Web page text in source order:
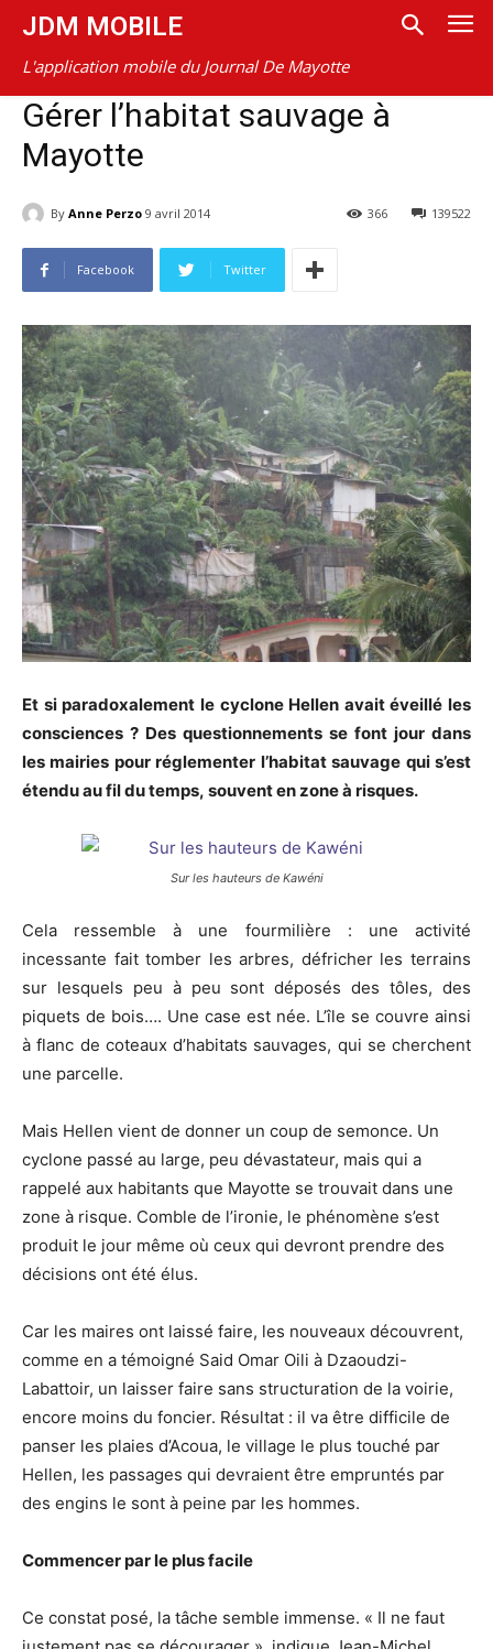
JDM MOBILE
L'application mobile du Journal De Mayotte
Gérer l’habitat sauvage à
Mayotte
By Anne Perzo 9 avril 2014 139522
366
Facebook Twitter
Et si paradoxalement le cyclone Hellen avait éveillé les
consciences ? Des questionnements se font jour dans
les mairies pour réglementer l’habitat sauvage qui s’est
étendu au fil du temps, souvent en zone à risques.
Sur les hauteurs de Kawéni
Cela ressemble à une fourmilière : une activité
incessante fait tomber les arbres, défricher les terrains
sur lesquels peu à peu sont déposés des tôles, des
piquets de bois…. Une case est née. L’île se couvre ainsi
à flanc de coteaux d’habitats sauvages, qui se cherchent
une parcelle.
Mais Hellen vient de donner un coup de semonce. Un
cyclone passé au large, peu dévastateur, mais qui a
rappelé aux habitants que Mayotte se trouvait dans une
zone à risque. Comble de l’ironie, le phénomène s’est
produit le jour même où ceux qui devront prendre des
décisions ont été élus.
Car les maires ont laissé faire, les nouveaux découvrent,
comme en a témoigné Said Omar Oili à Dzaoudzi-
Labattoir, un laisser faire sans structuration de la voirie,
encore moins du foncier. Résultat : il va être difficile de
panser les plaies d’Acoua, le village le plus touché par
Hellen, les passages qui devraient être empruntés par
des engins le sont à peine par les hommes.
Commencer par le plus facile
Ce constat posé, la tâche semble immense. « Il ne faut